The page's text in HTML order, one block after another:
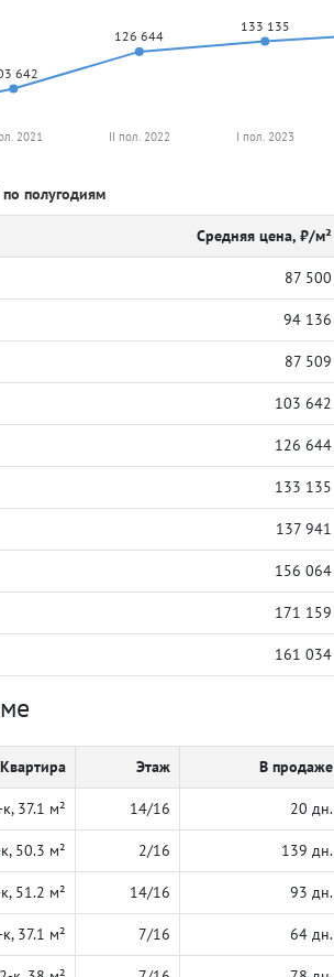
642
126 644
133 135
2021 II пол. 2022 I пол. 2023
полугодиям
Средняя цена, ₽/м²
87 500
94 136
87 509
103 642
126 644
133 135
137 941
156 064
171 159
161 034
Квартира Этаж В продаже
37.1 м² 14/16 20 дн.
50.3 м² 2/16 139 дн.
51.2 м² 14/16 93 дн.
37.1 м² 7/16 64 дн.